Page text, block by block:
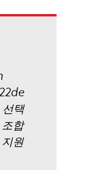
선택
합
원